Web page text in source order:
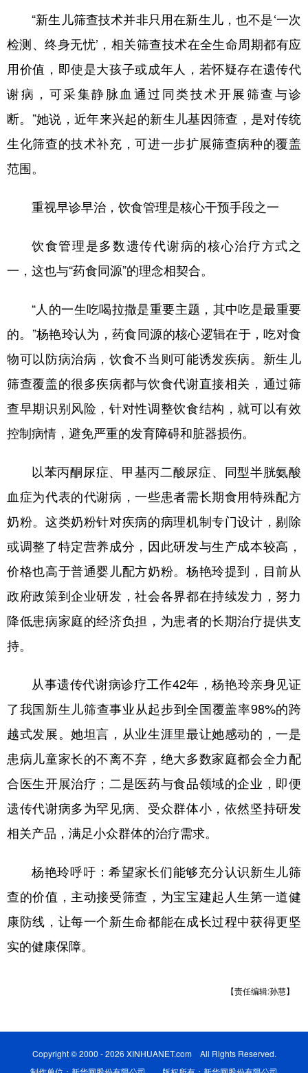
“新生儿筛查技术并非只用在新生儿，也不是‘一次
检测、终身无忧’，相关筛查技术在全生命周期都有应
用价值，即使是大孩子或成年人，若怀疑存在遗传代
谢病，可采集静脉血通过同类技术开展筛查与诊
断。”她说，近年来兴起的新生儿基因筛查，是对传统
生化筛查的技术补充，可进一步扩展筛查病种的覆盖
范围。
重视早诊早治，饮食管理是核心干预手段之一
饮食管理是多数遗传代谢病的核心治疗方式之
一，这也与“药食同源”的理念相契合。
“人的一生吃喝拉撒是重要主题，其中吃是最重要
的。”杨艳玲认为，药食同源的核心逻辑在于，吃对食
物可以防病治病，饮食不当则可能诱发疾病。新生儿
筛查覆盖的很多疾病都与饮食代谢直接相关，通过筛
查早期识别风险，针对性调整饮食结构，就可以有效
控制病情，避免严重的发育障碍和脏器损伤。
以苯丙酮尿症、甲基丙二酸尿症、同型半胱氨酸
血症为代表的代谢病，一些患者需长期食用特殊配方
奶粉。这类奶粉针对疾病的病理机制专门设计，剔除
或调整了特定营养成分，因此研发与生产成本较高，
价格也高于普通婴儿配方奶粉。杨艳玲提到，目前从
政府政策到企业研发，社会各界都在持续发力，努力
降低患病家庭的经济负担，为患者的长期治疗提供支
持。
从事遗传代谢病诊疗工作42年，杨艳玲亲身见证
了我国新生儿筛查事业从起步到全国覆盖率98%的跨
越式发展。她坦言，从业生涯里最让她感动的，一是
患病儿童家长的不离不弃，绝大多数家庭都会全力配
合医生开展治疗；二是医药与食品领域的企业，即便
遗传代谢病多为罕见病、受众群体小，依然坚持研发
相关产品，满足小众群体的治疗需求。
杨艳玲呼吁：希望家长们能够充分认识新生儿筛
查的价值，主动接受筛查，为宝宝建起人生第一道健
康防线，让每一个新生命都能在成长过程中获得更坚
实的健康保障。
【责任编辑:孙慧】
Copyright © 2000 - 2026 XINHUANET.com All Rights Reserved.